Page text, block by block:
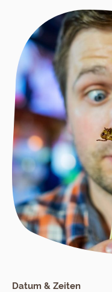
Datum & Zeiten